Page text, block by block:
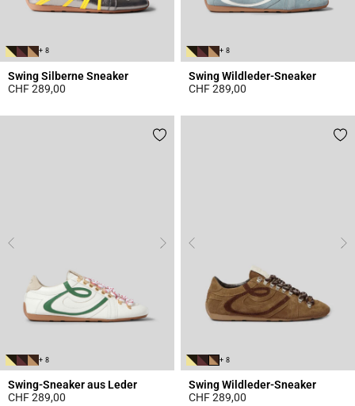
+ 8
Swing Silberne Sneaker
CHF 289,00
+ 8
Swing Wildleder-Sneaker
CHF 289,00
+ 8
Swing-Sneaker aus Leder
CHF 289,00
+ 8
Swing Wildleder-Sneaker
CHF 289,00